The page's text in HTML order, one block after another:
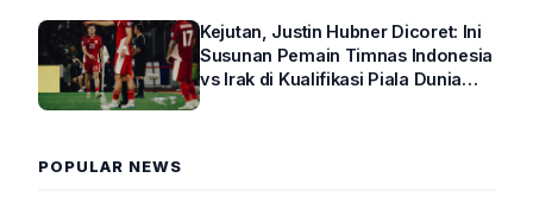
Kejutan, Justin Hubner Dicoret: Ini
Susunan Pemain Timnas Indonesia
vs Irak di Kualifikasi Piala Dunia
POPULAR NEWS